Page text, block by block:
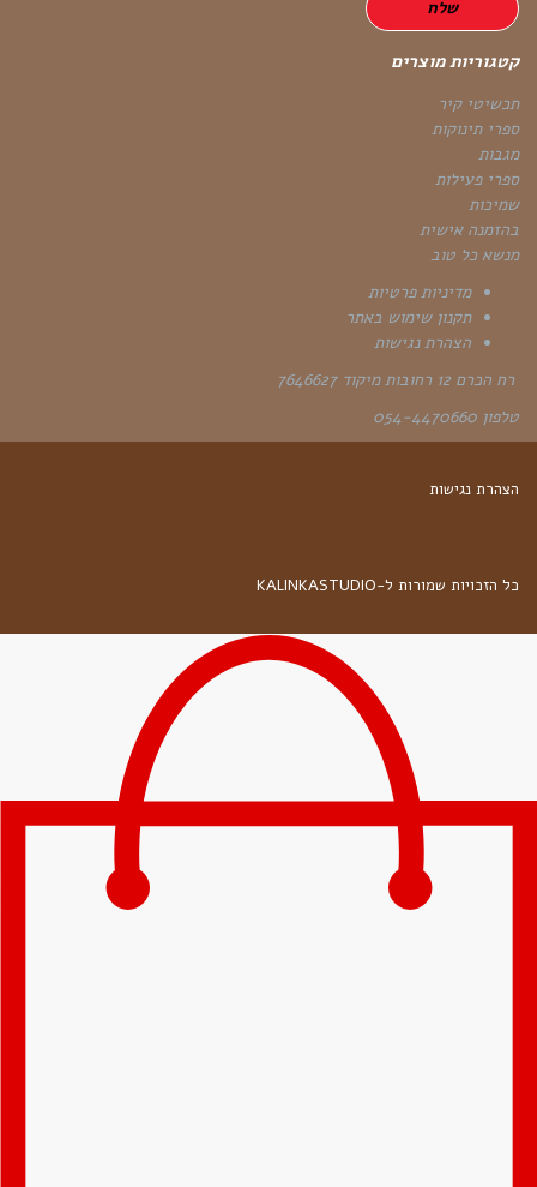
קטגוריות מוצרים
תכשיטי קיר
ספרי תינוקות
מגבות
ספרי פעילות
שמיכות
בהזמנה אישית
מנשא כל טוב
מדיניות פרטיות
תקנון שימוש באתר
הצהרת נגישות
רח הכרם 12 רחובות מיקוד 7646627
טלפון 054-4470660
הצהרת נגישות
כל הזכויות שמורות ל-KALINKASTUDIO